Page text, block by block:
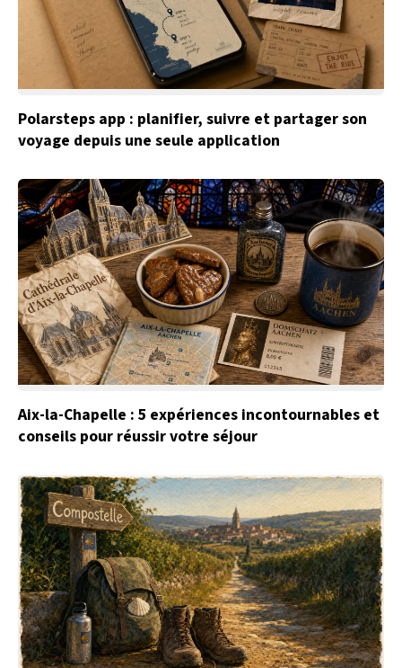
Polarsteps app : planifier, suivre et partager son
voyage depuis une seule application
Aix-la-Chapelle : 5 expériences incontournables et
conseils pour réussir votre séjour